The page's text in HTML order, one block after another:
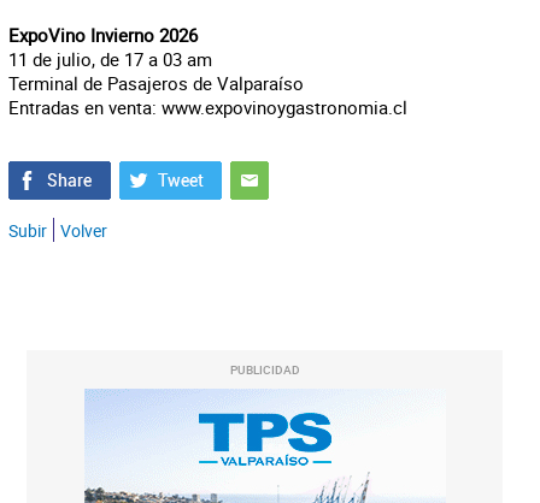
ExpoVino Invierno 2026
11 de julio, de 17 a 03 am
Terminal de Pasajeros de Valparaíso
Entradas en venta: www.expovinoygastronomia.cl
Subir Volver
PUBLICIDAD